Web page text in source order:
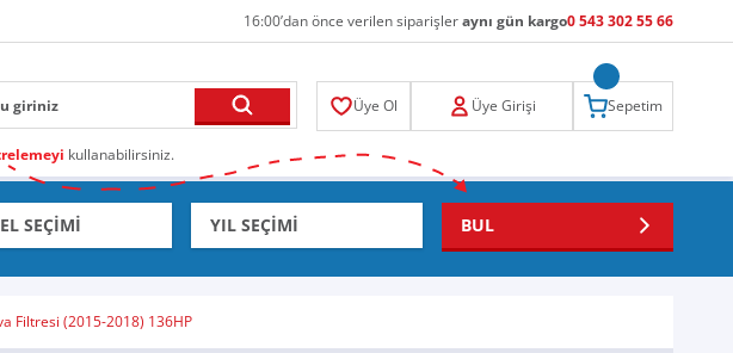
16:00’dan önce verilen siparişleraynı gün kargo0 543 302 55 66
kullanabilirsiniz.
Üye Ol Üye Girişi Sepetim
BUL
Filtresi (2015-2018) 136HP